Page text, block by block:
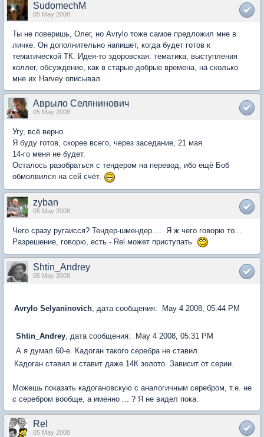
SudomechM
05 May 2008
Ты не поверишь, Олег, но Avrylo тоже самое предложил мне в
личке. Он дополнительно напишет, когда будет готов к
тематической ТК. Идея-то здоровская: тематика, выступления
коллег, обсуждение, как в старые-добрые времена, на сколько
мне их Harvey описывал.
Аврыло Селянинович
05 May 2008
Угу, всё верно.
Я буду готов, скорее всего, через заседание, 21 мая.
14-го меня не будет.
Осталось разобраться с тендером на перевод, ибо ещё Боб
обмолвился на сей счёт.
zyban
05 May 2008
Чего сразу ругаисся? Тендер-шмендер.... Я ж чего говорю то...
Разрешение, говорю, есть - Rel может приступать
Shtin_Andrey
05 May 2008
Avrylo Selyaninovich, дата сообщения: May 4 2008, 05:44 PM
Shtin_Andrey, дата сообщения: May 4 2008, 05:31 PM
А я думал 60-е. Кадоган такого серебра не ставил.
Кадоган ставил и ставит даже 14К золото. Зависит от серии.
Можешь показать кадогановскую с аналогичным серебром, т.е. не
с серебром вообще, а именно ... ? Я не видел пока.
Rel
05 May 2008